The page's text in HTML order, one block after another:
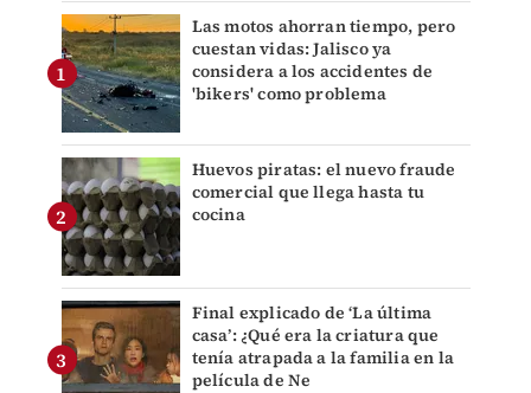
Las motos ahorran tiempo, pero
cuestan vidas: Jalisco ya
considera a los accidentes de
'bikers' como problema
Huevos piratas: el nuevo fraude
comercial que llega hasta tu
cocina
Final explicado de ‘La última
casa’: ¿Qué era la criatura que
tenía atrapada a la familia en la
película de Ne